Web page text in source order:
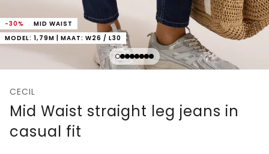
-30%
MID WAIST
MODEL: 1,79M | MAAT: W26 / L30
CECIL
Mid Waist straight leg jeans in
casual fit